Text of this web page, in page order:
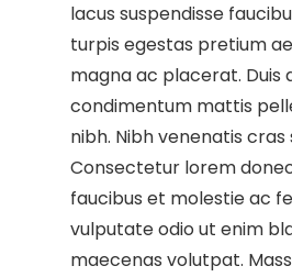
lacus suspendisse
turpis egestas pretium
magna ac placerat. Duis
condimentum mattis
nibh. Nibh venenatis cras
Consectetur lorem
faucibus et molestie ac
vulputate odio ut enim
maecenas volutpat.